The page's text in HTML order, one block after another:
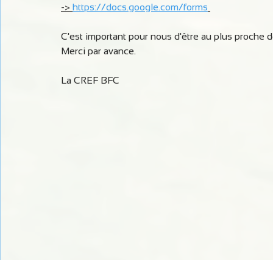
-> https://docs.google.com/forms
C'est important pour nous d'être au plus proche
Merci par avance.
La CREF BFC